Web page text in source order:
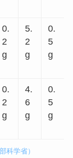
0.
2
g
5.
2
g
0.
5
g
0.
2
g
4.
6
g
0.
5
g
科学省）